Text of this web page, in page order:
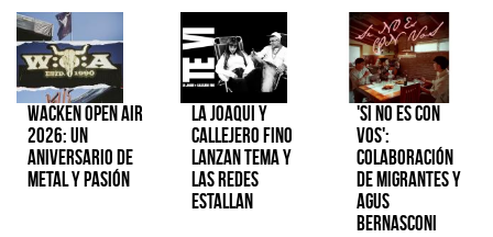
Wacken Open Air
2026: Un
aniversario de
metal y pasión
La Joaqui y
Callejero Fino
lanzan tema y
las redes
estallan
'Si No Es Con
Vos':
colaboración
de Migrantes y
Agus
Bernasconi